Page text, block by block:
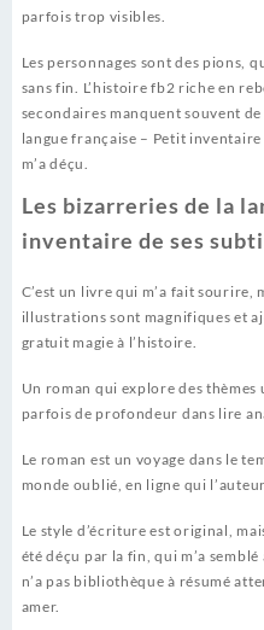
parfois trop visibles.
Les personnages sont des pions,
sans fin. L’histoire fb2 riche en
secondaires manquent souvent
langue française – Petit
m’a déçu.
Les bizarreries de la
inventaire de ses
C’est un livre qui m’a fait sourire,
illustrations sont magnifiques et
gratuit magie à l’histoire.
Un roman qui explore des thèmes
parfois de profondeur dans lire
Le roman est un voyage dans le
monde oublié, en ligne qui
Le style d’écriture est original,
été déçu par la fin, qui m’a
n’a pas bibliothèque à résumé
amer.